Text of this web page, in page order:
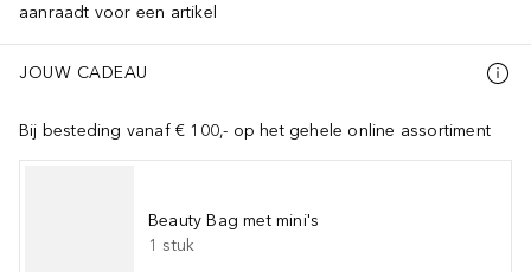
aanraadt voor een artikel
JOUW CADEAU
Bij besteding vanaf € 100,- op het gehele online assortiment
Beauty Bag met mini's
1 stuk